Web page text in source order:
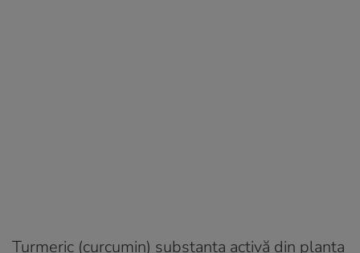
Turmeric (curcumin) substanța activă din planta